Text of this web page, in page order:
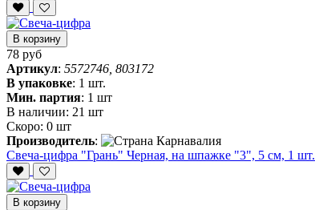
В корзину
78 руб
Артикул: 5572746, 803172
В упаковке: 1 шт.
Мин. партия: 1 шт
В наличии: 21 шт
Скоро: 0 шт
Производитель:
Свеча-цифра "‎Грань" Черная, на шпажке "3", 5 см, 1 шт.
В корзину